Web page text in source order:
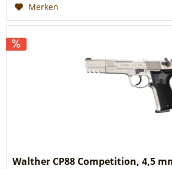
Merken
Walther CP88 Competition, 4,5